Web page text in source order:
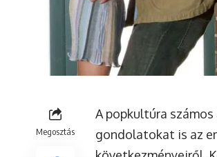
Megosztás
A popkultúra
gondolatokat is az